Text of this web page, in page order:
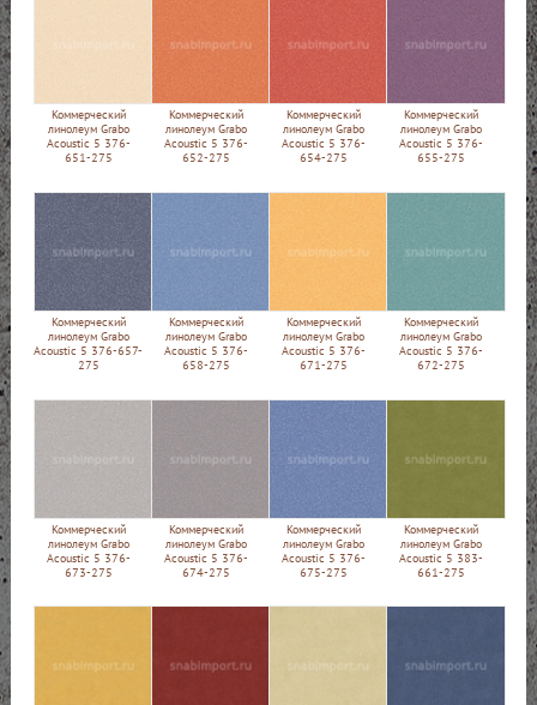
Коммерческий
линолеум Grabo
Acoustic 5 376-
651-275
Коммерческий
линолеум Grabo
Acoustic 5 376-
652-275
Коммерческий
линолеум Grabo
Acoustic 5 376-
654-275
Коммерческий
линолеум Grabo
Acoustic 5 376-
655-275
Коммерческий
линолеум Grabo
Acoustic 5 376-657-
275
Коммерческий
линолеум Grabo
Acoustic 5 376-
658-275
Коммерческий
линолеум Grabo
Acoustic 5 376-
671-275
Коммерческий
линолеум Grabo
Acoustic 5 376-
672-275
Коммерческий
линолеум Grabo
Acoustic 5 376-
673-275
Коммерческий
линолеум Grabo
Acoustic 5 376-
674-275
Коммерческий
линолеум Grabo
Acoustic 5 376-
675-275
Коммерческий
линолеум Grabo
Acoustic 5 383-
661-275